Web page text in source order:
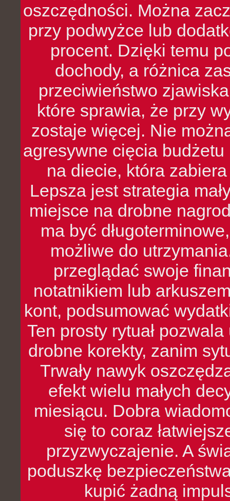
oszczędności. Można
przy podwyżce lub
procent. Dzięki temu
dochody, a różnica
przeciwieństwo
które sprawia, że przy
zostaje więcej. Nie
agresywne cięcia
na diecie, która
Lepsza jest strategia
miejsce na drobne
ma być
możliwe do
przeglądać swoje
notatnikiem lub
kont, podsumować
Ten prosty rytuał
drobne korekty, zanim
Trwały nawyk
efekt wielu małych
miesiącu. Dobra
się to coraz
przyzwyczajenie. A
poduszkę
kupić żadną